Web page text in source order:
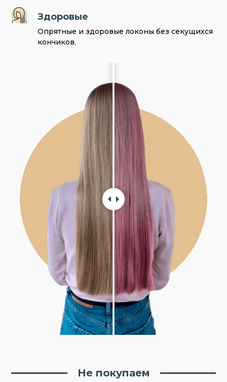
Здоровые
Опрятные и здоровые локоны без секущихся
кончиков.
Не покупаем